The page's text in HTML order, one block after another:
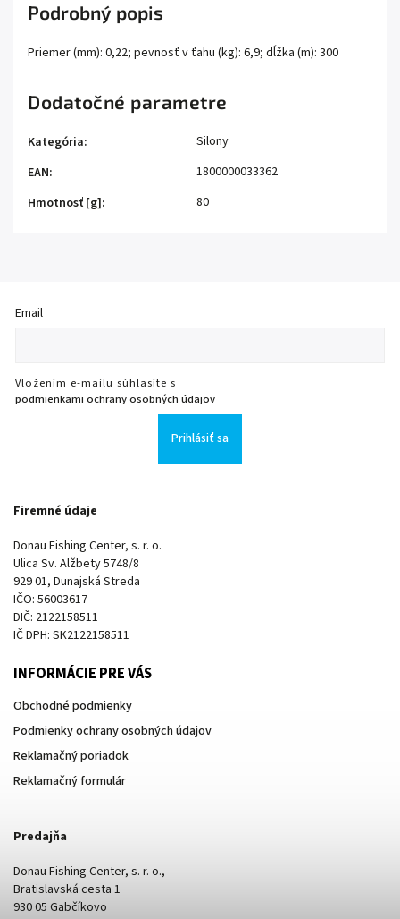
Podrobný popis
Priemer (mm): 0,22; pevnosť v ťahu (kg): 6,9; dĺžka (m): 300
Dodatočné parametre
Kategória:
Silony
EAN:
1800000033362
Hmotnosť [g]: 80
Email
Vložením e-mailu súhlasíte s
podmienkami ochrany osobných údajov
Prihlásiť sa
Firemné údaje
Donau Fishing Center, s. r. o.
Ulica Sv. Alžbety 5748/8
929 01, Dunajská Streda
IČO: 56003617
DIČ: 2122158511
IČ DPH: SK2122158511
INFORMÁCIE PRE VÁS
Obchodné podmienky
Podmienky ochrany osobných údajov
Reklamačný poriadok
Reklamačný formulár
Predajňa
Donau Fishing Center, s. r. o.,
Bratislavská cesta 1
930 05 Gabčíkovo